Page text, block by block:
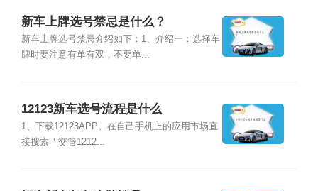
新车上牌选号禁忌是什么？
新车上牌选号禁忌介绍如下：1、介绍一：选择车
牌时要注意有单有双，不要单...
12123新车选号流程是什么
1、下载12123APP。在自己手机上的应用市场直
接搜索＂交管1212...